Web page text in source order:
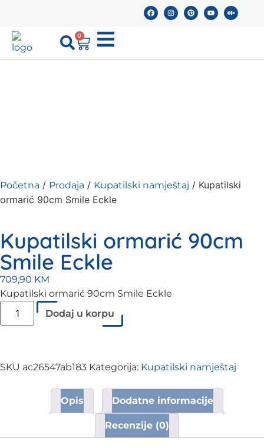
0
Početna / Prodaja / Kupatilski namještaj / Kupatilski
ormarić 90cm Smile Eckle
Kupatilski ormarić 90cm
Smile Eckle
709,90 KM
Kupatilski ormarić 90cm Smile Eckle
Dodaj u korpu
SKU ac26547ab183 Kategorija: Kupatilski namještaj
Opis Dodatne informacije
Recenzije (0)